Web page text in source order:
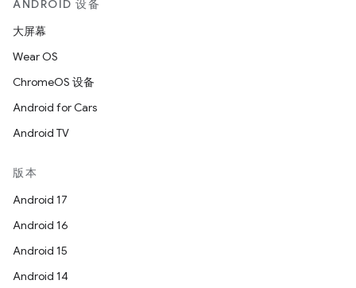
ANDROID 设备
大屏幕
Wear OS
ChromeOS 设备
Android for Cars
Android TV
版本
Android 17
Android 16
Android 15
Android 14